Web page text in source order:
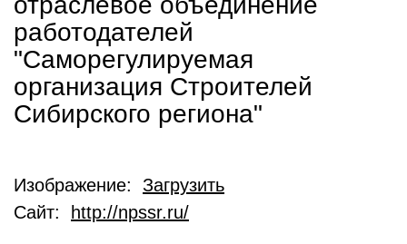
работодателей
"Саморегулируемая
организация Строителей
Сибирского региона"
Изображение: Загрузить
Сайт:
http://npssr.ru/